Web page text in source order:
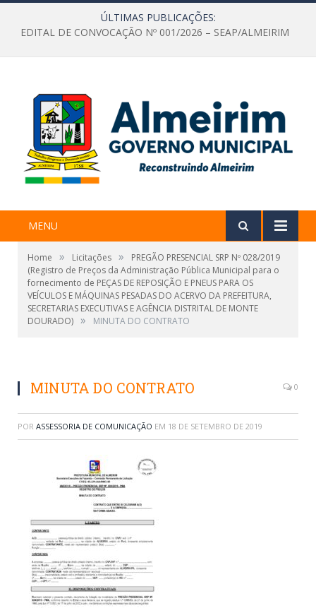
ÚLTIMAS PUBLICAÇÕES:
EDITAL DE CONVOCAÇÃO Nº 001/2026 – SEAP/ALMEIRIM
MENU
Home » Licitações »
PREGÃO PRESENCIAL SRP Nº 028/2019
(Registro de Preços da Administração Pública Municipal para o
fornecimento de PEÇAS DE REPOSIÇÃO E PNEUS PARA OS
VEÍCULOS E MÁQUINAS PESADAS DO ACERVO DA PREFEITURA,
SECRETARIAS EXECUTIVAS E AGÊNCIA DISTRITAL DE MONTE
DOURADO) » MINUTA DO CONTRATO
MINUTA DO CONTRATO 0
POR ASSESSORIA DE COMUNICAÇÃO EM 18 DE SETEMBRO DE 2019